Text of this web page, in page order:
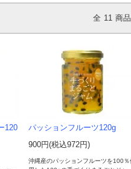
全 11 商品
120
パッションフルーツ120g
900円(税込972円)
沖縄産のパッションフルーツを100％